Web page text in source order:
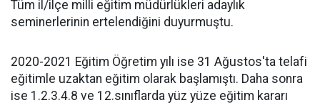
Tüm il/ilçe milli eğitim müdürlükleri adaylık
seminerlerinin ertelendiğini duyurmuştu.
2020-2021 Eğitim Öğretim yılı ise 31 Ağustos'ta telafi
eğitimle uzaktan eğitim olarak başlamıştı. Daha sonra
ise 1.2.3.4.8 ve 12.sınıflarda yüz yüze eğitim kararı